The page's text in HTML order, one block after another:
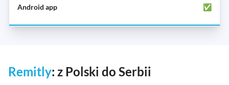
✅
Remitly: z Polski do Serbii